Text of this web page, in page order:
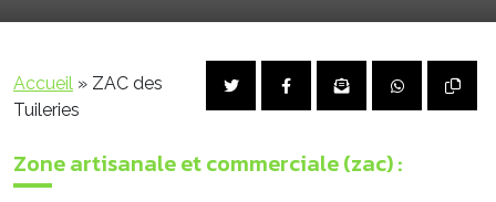
Accueil » ZAC des
Tuileries
Zone artisanale et commerciale (zac) :